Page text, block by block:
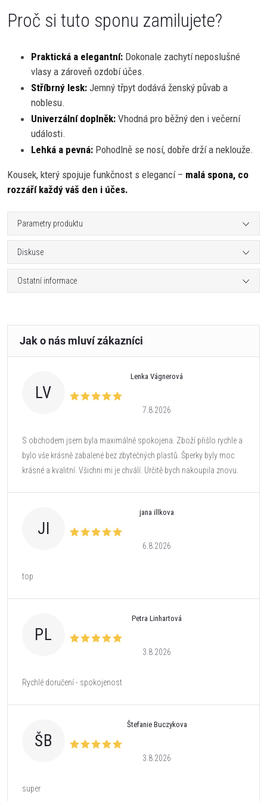
Proč si tuto sponu zamilujete?
Praktická a elegantní: Dokonale zachytí neposlušné
vlasy a zároveň ozdobí účes.
Stříbrný lesk: Jemný třpyt dodává ženský půvab a
noblesu.
Univerzální doplněk: Vhodná pro běžný den i večerní
události.
Lehká a pevná: Pohodlně se nosí, dobře drží a neklouže.
Kousek, který spojuje funkčnost s elegancí – malá spona, co
rozzáří každý váš den i účes.
Parametry produktu
Diskuse
Ostatní informace
LV
Lenka Vágnerová
7.8.2026
S obchodem jsem byla maximálně spokojena. Zboží přišlo rychle a
bylo vše krásně zabalené bez zbytečných plastů. Šperky byly moc
krásné a kvalitní. Všichni mi je chválí. Určitě bych nakoupila znovu.
JI
jana illkova
6.8.2026
top
PL
Petra Linhartová
3.8.2026
Rychlé doručení - spokojenost
ŠB
Štefanie Buczykova
3.8.2026
super